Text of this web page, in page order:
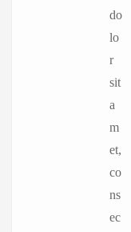
do
lo
r
sit
a
m
et,
co
ns
ec